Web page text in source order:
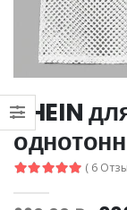
SHEIN
( 6